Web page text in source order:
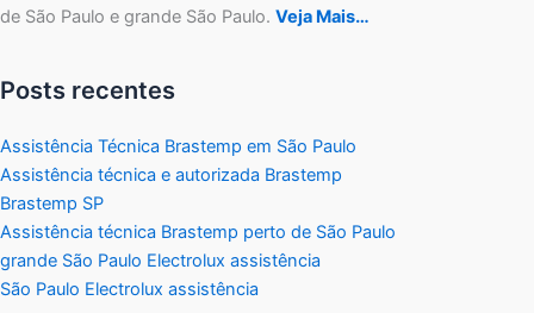
de São Paulo e grande São Paulo. Veja Mais…
Posts recentes
Assistência Técnica Brastemp em São Paulo
Assistência técnica e autorizada Brastemp
Brastemp SP
Assistência técnica Brastemp perto de São Paulo
grande São Paulo Electrolux assistência
São Paulo Electrolux assistência